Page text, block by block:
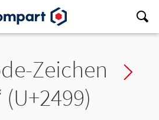
Zeichen
(U+2499)